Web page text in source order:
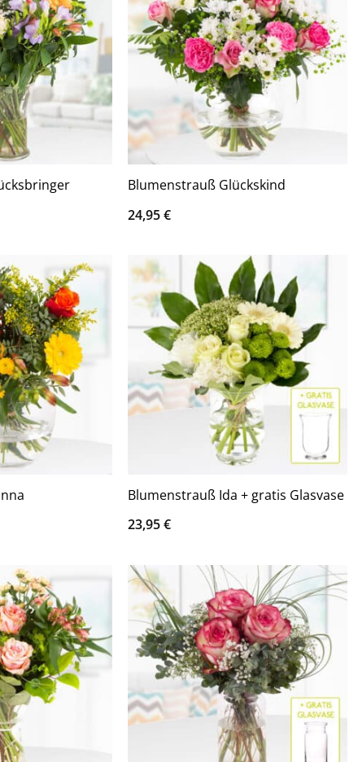
Blumenstrauß Glückskind
24,95€
Blumenstrauß Ida + gratis Glasvase
23,95€